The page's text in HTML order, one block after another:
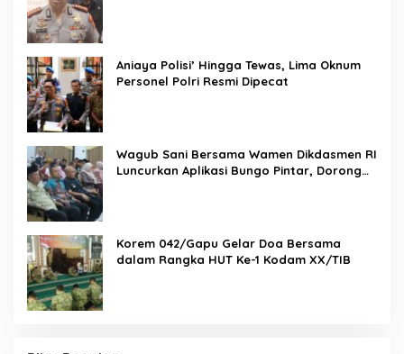
Aniaya Polisi’ Hingga Tewas, Lima Oknum
Personel Polri Resmi Dipecat
Wagub Sani Bersama Wamen Dikdasmen RI
Luncurkan Aplikasi Bungo Pintar, Dorong
Korem 042/Gapu Gelar Doa Bersama
dalam Rangka HUT Ke-1 Kodam XX/TIB